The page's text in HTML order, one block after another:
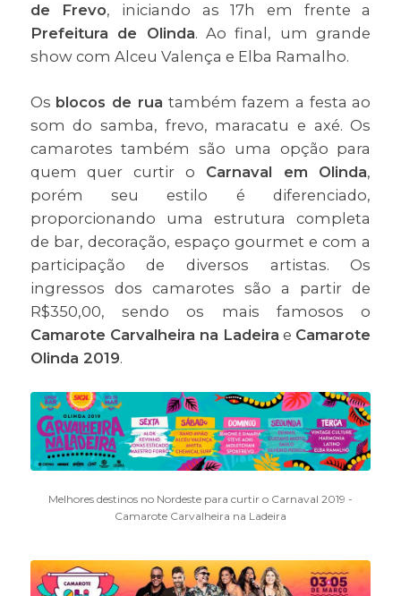
de Frevo, iniciando as 17h em frente a
Prefeitura de Olinda. Ao final, um grande
show com Alceu Valença e Elba Ramalho.
Os blocos de rua também fazem a festa ao
som do samba, frevo, maracatu e axé. Os
camarotes também são uma opção para
quem quer curtir o Carnaval em Olinda,
porém seu estilo é diferenciado,
proporcionando uma estrutura completa
de bar, decoração, espaço gourmet e com a
participação de diversos artistas. Os
ingressos dos camarotes são a partir de
R$350,00, sendo os mais famosos o
Camarote Carvalheira na Ladeira e Camarote
Olinda 2019.
Melhores destinos no Nordeste para curtir o Carnaval 2019 -
Camarote Carvalheira na Ladeira